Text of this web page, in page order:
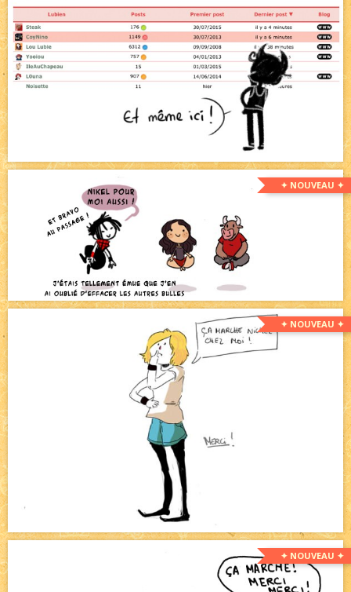
✦ NOUVEAU ✦
✦ NOUVEAU ✦
✦ NOUVEAU ✦